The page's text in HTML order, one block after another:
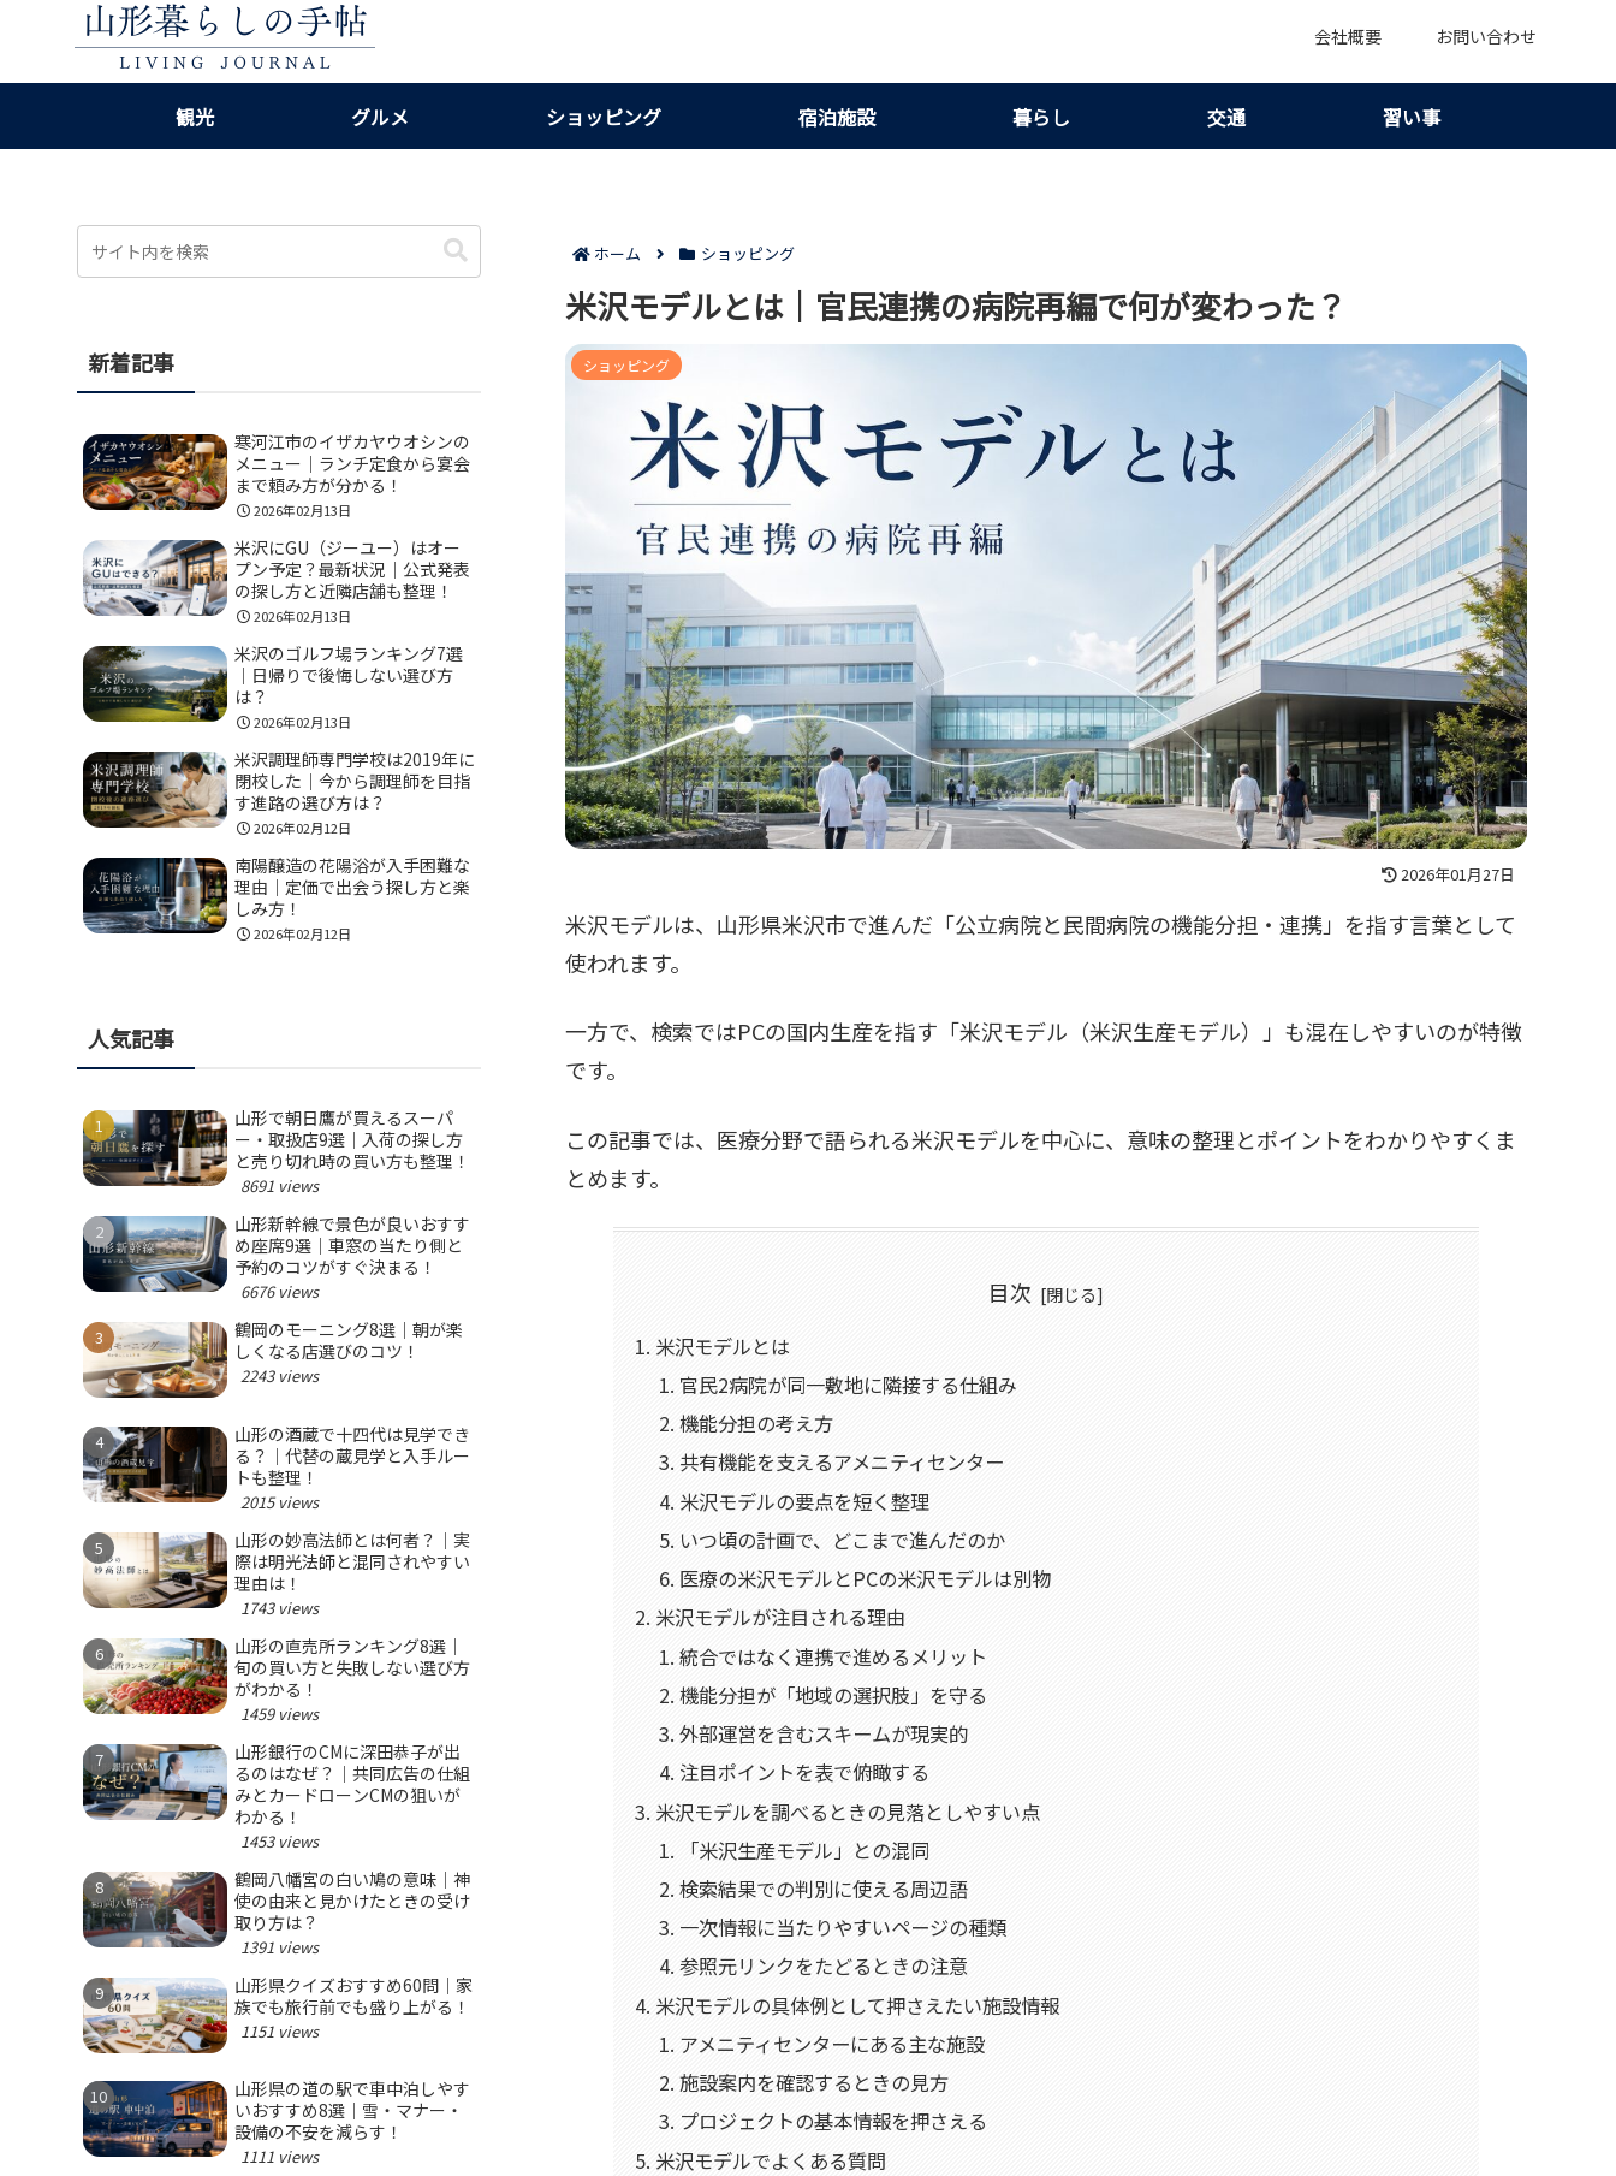
会社概要 お問い合わせ
観光 グルメ ショッピング 宿泊施設 暮らし 交通 習い事
ホーム ショッピング
米沢モデルとは｜官民連携の病院再編で何が変わった？
ショッピング
2026年01月27日
米沢モデルは、山形県米沢市で進んだ「公立病院と民間病院の機能分担・連携」を指す言葉として
使われます。
一方で、検索ではPCの国内生産を指す「米沢モデル（米沢生産モデル）」も混在しやすいのが特徴
です。
この記事では、医療分野で語られる米沢モデルを中心に、意味の整理とポイントをわかりやすくま
とめます。
目次
米沢モデルとは
官民2病院が同一敷地に隣接する仕組み
機能分担の考え方
共有機能を支えるアメニティセンター
米沢モデルの要点を短く整理
いつ頃の計画で、どこまで進んだのか
医療の米沢モデルとPCの米沢モデルは別物
米沢モデルが注目される理由
統合ではなく連携で進めるメリット
機能分担が「地域の選択肢」を守る
外部運営を含むスキームが現実的
注目ポイントを表で俯瞰する
米沢モデルを調べるときの見落としやすい点
「米沢生産モデル」との混同
検索結果での判別に使える周辺語
一次情報に当たりやすいページの種類
参照元リンクをたどるときの注意
米沢モデルの具体例として押さえたい施設情報
アメニティセンターにある主な施設
施設案内を確認するときの見方
プロジェクトの基本情報を押さえる
米沢モデルでよくある質問
新着記事
寒河江市のイザカヤウオシンの
メニュー｜ランチ定食から宴会
まで頼み方が分かる！
2026年02月13日
米沢にGU（ジーユー）はオー
プン予定？最新状況｜公式発表
の探し方と近隣店舗も整理！
2026年02月13日
米沢のゴルフ場ランキング7選
｜日帰りで後悔しない選び方
は？
2026年02月13日
米沢調理師専門学校は2019年に
閉校した｜今から調理師を目指
す進路の選び方は？
2026年02月12日
南陽醸造の花陽浴が入手困難な
理由｜定価で出会う探し方と楽
しみ方！
2026年02月12日
人気記事
山形で朝日鷹が買えるスーパ
ー・取扱店9選｜入荷の探し方
と売り切れ時の買い方も整理！
8691 views
山形新幹線で景色が良いおすす
め座席9選｜車窓の当たり側と
予約のコツがすぐ決まる！
6676 views
鶴岡のモーニング8選｜朝が楽
しくなる店選びのコツ！
2243 views
山形の酒蔵で十四代は見学でき
る？｜代替の蔵見学と入手ルー
トも整理！
2015 views
山形の妙高法師とは何者？｜実
際は明光法師と混同されやすい
理由は！
1743 views
山形の直売所ランキング8選｜
旬の買い方と失敗しない選び方
がわかる！
1459 views
山形銀行のCMに深田恭子が出
るのはなぜ？｜共同広告の仕組
みとカードローンCMの狙いが
わかる！
1453 views
鶴岡八幡宮の白い鳩の意味｜神
使の由来と見かけたときの受け
取り方は？
1391 views
山形県クイズおすすめ60問｜家
族でも旅行前でも盛り上がる！
1151 views
山形県の道の駅で車中泊しやす
いおすすめ8選｜雪・マナー・
設備の不安を減らす！
1111 views